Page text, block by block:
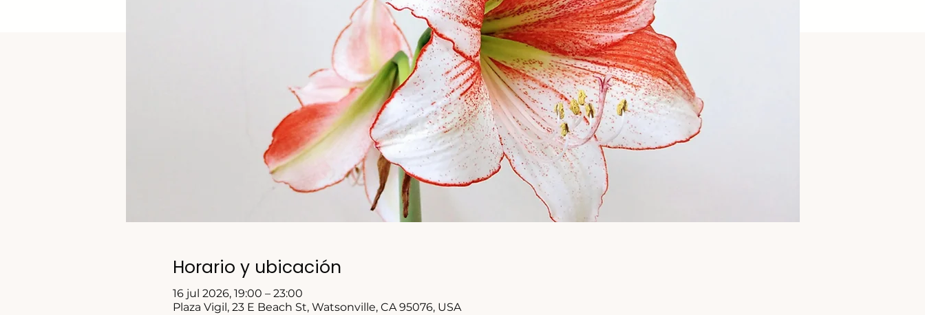
Horario y ubicación
16 jul 2026, 19:00 – 23:00
Plaza Vigil, 23 E Beach St, Watsonville, CA 95076, USA